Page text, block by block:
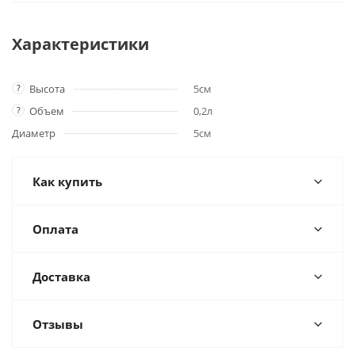
Характеристики
? Высота 5см
? Объем
0,2л
Диаметр
5см
Как купить
Оплата
Доставка
Отзывы